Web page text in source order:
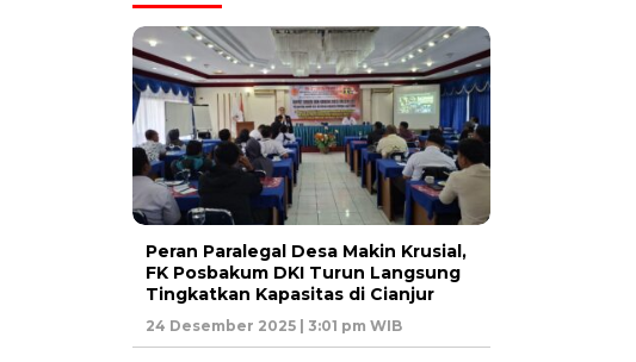
Peran Paralegal Desa Makin Krusial,
FK Posbakum DKI Turun Langsung
Tingkatkan Kapasitas di Cianjur
24 Desember 2025 | 3:01 pm WIB